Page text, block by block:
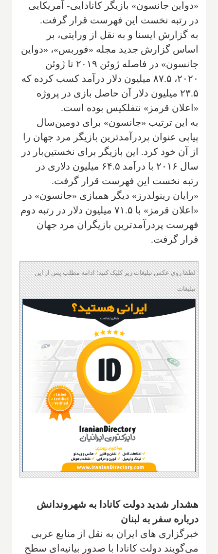
«دواین جانسون» بازیگر کانادایی- آمریکایی
در رتبه نخست این فهرست قرار گرفت.
به گزارش ایسنا و به نقل از ورایتی، بر
اساس گزارش جدید مجله «فوربس»، «دواین
جانسون» در فاصله ژوئن ۲۰۱۹ تا ژوئن
۲۰۲۰، ۸۷.۵ میلیون دلار درآمد کسب کرده که
۲۳.۵ میلیون دلار آن حاصل بازی در پروژه
«اعلان قرمز» نتفلکیس بوده است.
به این ترتیب «جانسون» برای دومین‌سال
پیاپی عنوان پردرآمدترین بازیگر مرد جهان را
از آن خود کرد. این بازیگر برای نخستین‌بار در
سال ۲۰۱۶ با درآمد ۶۴.۵ میلیون دلاری در
رتبه نخست این فهرست قرار گرفت.
«رایان رینولدرز» دیگر همبازی «جانسون» در
«اعلان قرمز» با ۷۱.۵ میلیون دلار در رتبه دوم
فهرست پردرآمدترین بازیگران مرد جهان
قرار گرفت.
لطفا روی عکس تبلیغات زیر کلیک کنید؛ ادامه مطلب پس از این
تبلیغات
هشدار شدید دولت کانادا به شهروندانش
درباره سفر به لبنان
خبرگزاری های ایران به نقل از منابع عربی
می‌گویند دولت کانادا با صدور بیانیه‌ای سطح